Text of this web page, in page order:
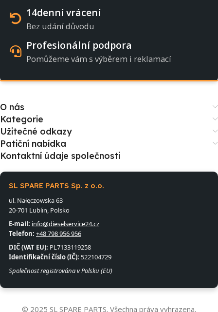
14denní vrácení
Bez udání důvodu
Profesionální podpora
Pomůžeme vám s výběrem i reklamací
O nás
Kategorie
Užitečné odkazy
Patiční nabídka
Kontaktní údaje společnosti
SL SPARE PARTS Sp. z o.o.
ul. Nałęczowska 63
20-701 Lublin, Polsko
E-mail: info@dieselservice24.cz
Telefon: +48 798 956 956
DIČ (VAT EU): PL7133119258
Identifikační číslo (IČ): 522104729
Společnost registrována v Polsku (EU)
© 2025 SL SPARE PARTS. Všechna práva vyhrazena.